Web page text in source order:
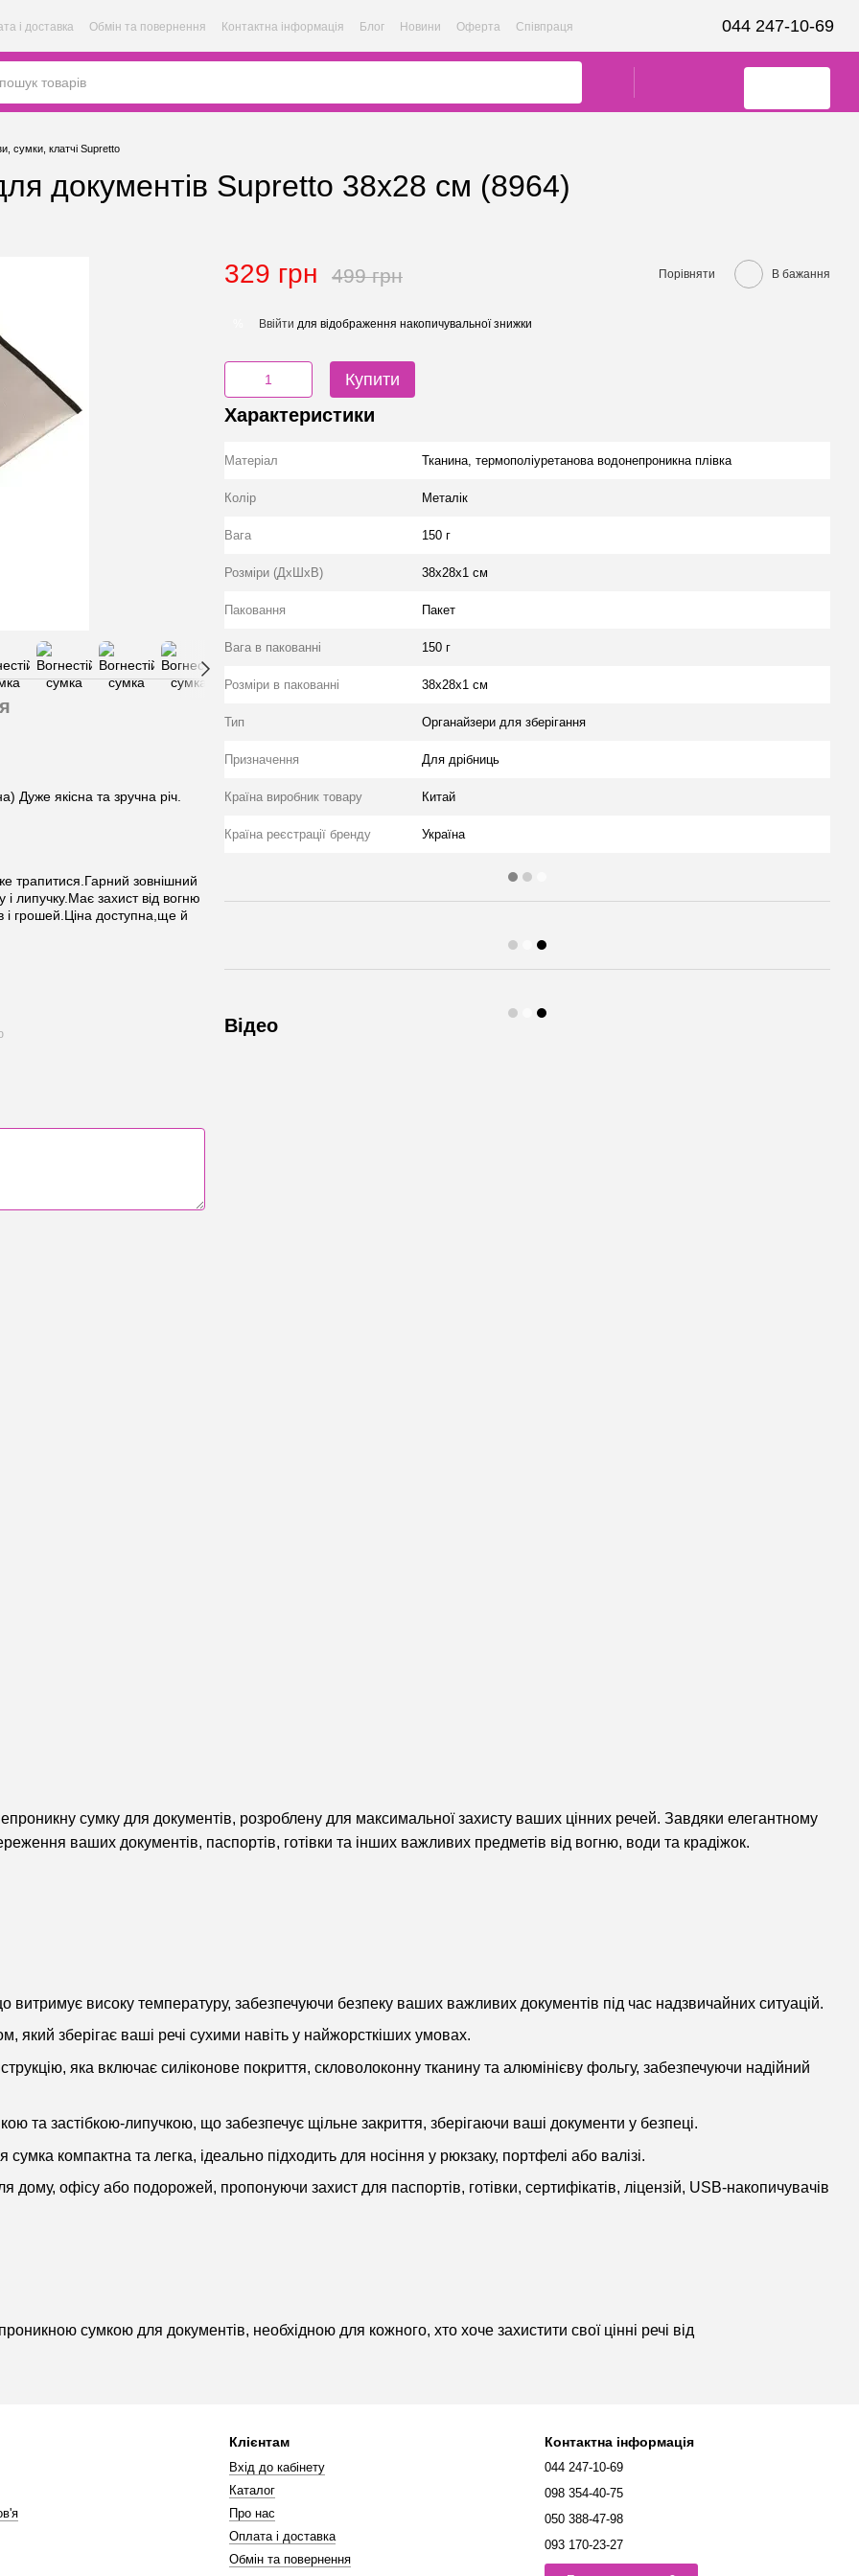
і доставка Обмін та повернення Контактна інформація Блог Новини Оферта Співпраця 044 247-10-69
сумки, клатчі Supretto
документів Supretto 38x28 см (8964)
Дуже якісна та зручна річ.
трапитися.Гарний зовнішний
липучку.Має захист від вогню
і грошей.Ціна доступна,ще й
329 грн 499 грн Порівняти В бажання
Ввійти для відображення накопичувальної знижки
Купити
Характеристики
Матеріал Тканина, термополіуретанова водонепроникна плівка
Колір Металік
Вага 150 г
Розміри (ДхШхВ) 38х28х1 см
Паковання Пакет
Вага в пакованні 150 г
Розміри в пакованні 38х28х1 см
Тип Органайзери для зберігання
Призначення Для дрібниць
Країна виробник товару Китай
Країна реєстрації бренду Україна
Відео
сумку для документів, розроблену для максимальної захисту ваших цінних речей. Завдяки елегантному
ваших документів, паспортів, готівки та інших важливих предметів від вогню, води та крадіжок.
витримує високу температуру, забезпечуючи безпеку ваших важливих документів під час надзвичайних ситуацій.
зберігає ваші речі сухими навіть у найжорсткіших умовах.
яка включає силіконове покриття, скловолоконну тканину та алюмінієву фольгу, забезпечуючи надійний
та застібкою-липучкою, що забезпечує щільне закриття, зберігаючи ваші документи у безпеці.
компактна та легка, ідеально підходить для носіння у рюкзаку, портфелі або валізі.
дому, офісу або подорожей, пропонуючи захист для паспортів, готівки, сертифікатів, ліцензій, USB-накопичувачів
сумкою для документів, необхідною для кожного, хто хоче захистити свої цінні речі від
Клієнтам
Вхід до кабінету
Каталог
Про нас
Оплата і доставка
Обмін та повернення
Контактна інформація
044 247-10-69
098 354-40-75
050 388-47-98
093 170-23-27